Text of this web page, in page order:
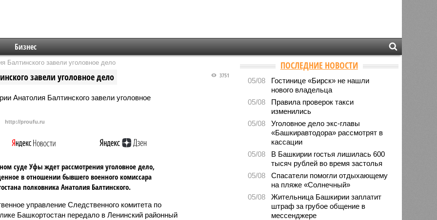
Бизнес
Балтинского завели уголовное дело
завели уголовное дело 3751
http://proufu.ru
суде Уфы ждет рассмотрения уголовное дело,
в отношении бывшего военного комиссара
полковника Анатолия Балтинского.
управление Следственного комитета по
Башкортостан передало в Ленинский районный
ПОСЛЕДНИЕ НОВОСТИ
05/08
Гостинице «Бирск» не нашли
нового владельца
05/08
Правила проверок такси
изменились
05/08
Уголовное дело экс-главы
«Башкиравтодора» рассмотрят в
кассации
05/08
В Башкирии гостья лишилась 600
тысяч рублей во время застолья
05/08
Спасатели помогли отдыхающему
на пляже «Солнечный»
05/08
Жительница Башкирии заплатит
штраф за грубое общение в
мессенджере